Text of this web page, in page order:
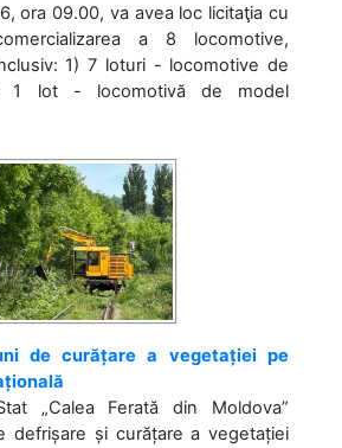
ora 09.00, va avea loc licitaţia cu
a 8 locomotive,
1) 7 loturi - locomotive de
1 lot - locomotivă de model
de curățare a vegetației pe
„Calea Ferată din Moldova”
defrișare și curățare a vegetației